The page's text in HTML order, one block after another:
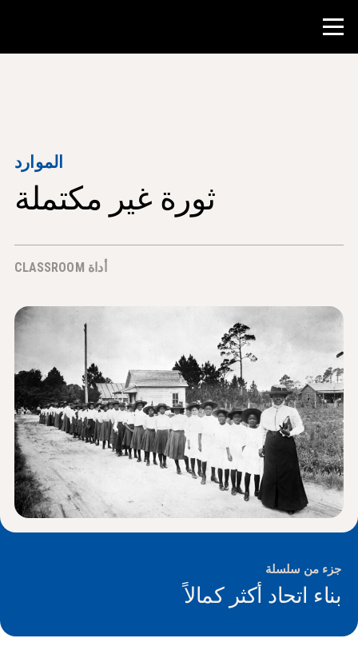
أدوات الفصل الدراسي
المعاهد
إرشاد طلاب NHD
الأخبار و الأحداث
حول NHD ®
شارك
الموارد
ثورة غير مكتملة
أداة CLASSROOM
جزء من سلسلة
بناء اتحاد أكثر كمالاً